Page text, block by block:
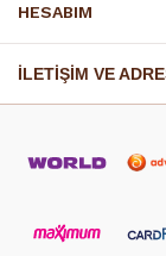
HESABIM
İLETİŞİM VE